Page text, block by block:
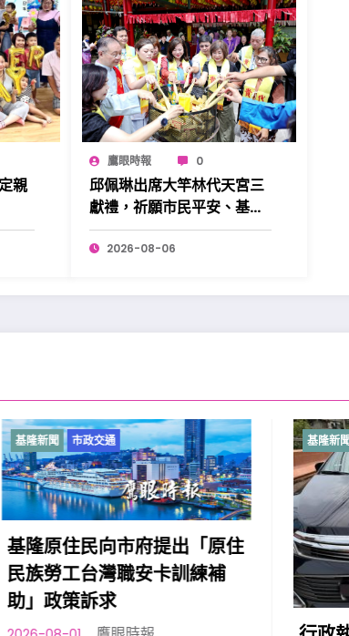
親
鷹眼時報 0
邱佩琳出席大竿林代天宮三
獻禮，祈願市民平安、基隆
昌盛。
2026-08-06
府提出「原住
安卡訓練補
基隆新聞 市政交通